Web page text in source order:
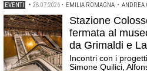
EVENTI • 28.07.2026 • EMILIA ROMAGNA • ANDREA
Stazione
fermata al
da Grimaldi e
Incontri con i
Simone Quilici,